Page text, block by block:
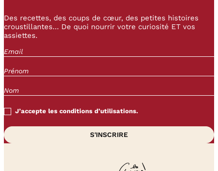
Des recettes, des coups de cœur, des petites histoires
croustillantes… De quoi nourrir votre curiosité ET vos
assiettes.
J’accepte les conditions d’utilisations.